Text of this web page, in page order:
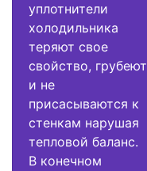
уплотнители
холодильника
теряют свое
свойство, грубеют
и не
присасываются к
стенкам нарушая
тепловой баланс.
В конечном